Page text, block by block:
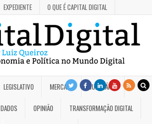
EXPEDIENTE O QUE É CAPITAL DIGITAL
LEGISLATIVO MERCADO JUDICIÁRIO
DADOS OPINIÃO TRANSFORMAÇÃO DIGITAL